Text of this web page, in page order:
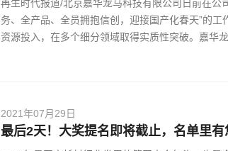
再生时代报道/北京嘉华龙马科技有限公司日前在公
务、全产品、全员拥抱信创，迎接国产化春天”的工
资源投入，在多个细分领域取得实质性突破。嘉华龙
2021年07月29日
最后2天！大奖提名即将截止，名单里有